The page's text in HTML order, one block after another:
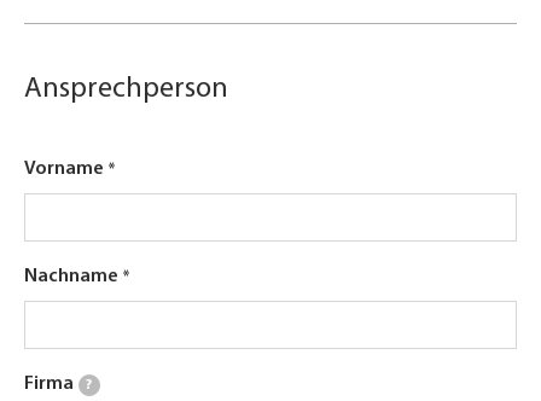
Ansprechperson
Vorname
Nachname
Firma ?